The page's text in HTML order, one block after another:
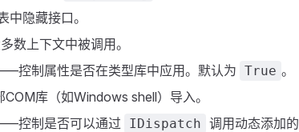
隐藏接口。
上下文中被调用。
控制属性是否在类型库中应用。默认为 True 。
库（如Windows shell）导入。
控制是否可以通过 IDispatch 调用动态添加的